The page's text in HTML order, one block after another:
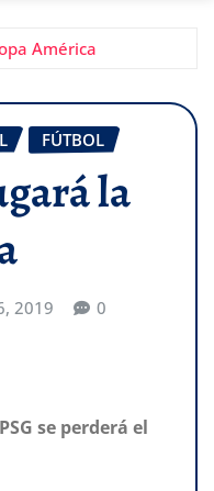
América
FÚTBOL
la
2019 0
se perderá el